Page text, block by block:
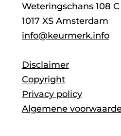
Weteringschans 108 C
1017 XS Amsterdam
info@keurmerk.info
Disclaimer
Copyright
Privacy policy
Algemene